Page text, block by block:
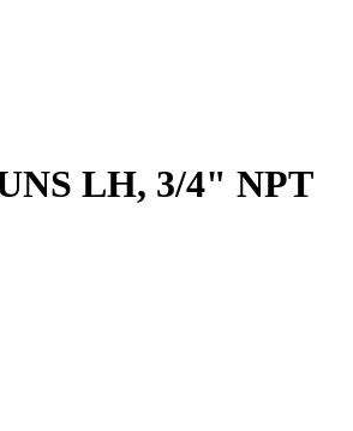
LH, 3/4" NPT